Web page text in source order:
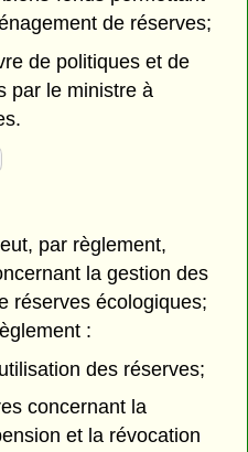
de réserves;
de politiques et de
par le ministre à
par règlement,
la gestion des
réserves écologiques;
:
des réserves;
concernant la
et la révocation